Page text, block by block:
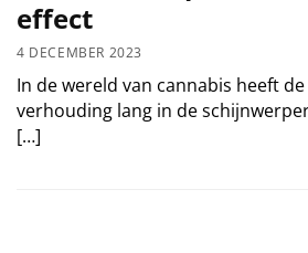
effect
4 DECEMBER 2023
In de wereld van cannabis heeft de
verhouding lang in de
[…]